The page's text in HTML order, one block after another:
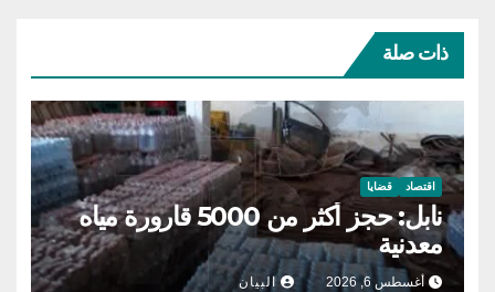
ذات صلة
اقتصاد قضايا
نابل: حجز أكثر من 5000 قارورة مياه
معدنية
أغسطس 6, 2026 البيان